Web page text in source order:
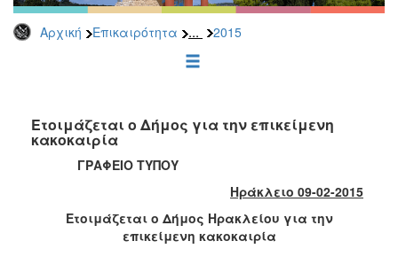
Αρχική Επικαιρότητα ... 2015
2026
2025
2022
2021
2020
2018
Ετοιμάζεται ο Δήμος για την επικείμενη
κακοκαιρία
ΓΡΑΦΕΙΟ ΤΥΠΟΥ
Ηράκλειο 09-02-2015
Ετοιμάζεται ο Δήμος Ηρακλείου για την
επικείμενη κακοκαιρία